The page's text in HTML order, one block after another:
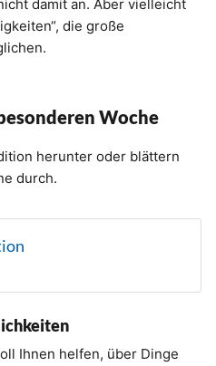
damit an. Aber vielleicht
die große
Woche
herunter oder blättern
durch.
Ihnen helfen, über Dinge